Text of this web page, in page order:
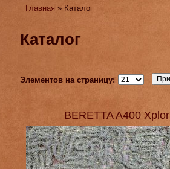
Главная » Каталог
Каталог
Элементов на страницу:
BERETTA A400 Xplor